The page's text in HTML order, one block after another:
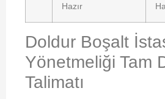
Hazır
Doldur Boşalt
Yönetmeliği Tam
Talimatı